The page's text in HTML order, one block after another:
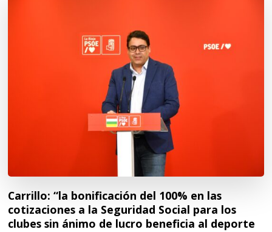
Carrillo: “la bonificación del 100% en las
cotizaciones a la Seguridad Social para los
clubes sin ánimo de lucro beneficia al deporte